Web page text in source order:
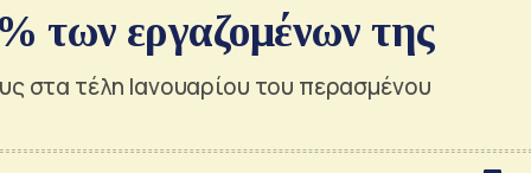
των εργαζομένων της
στα τέλη Ιανουαρίου του περασμένου